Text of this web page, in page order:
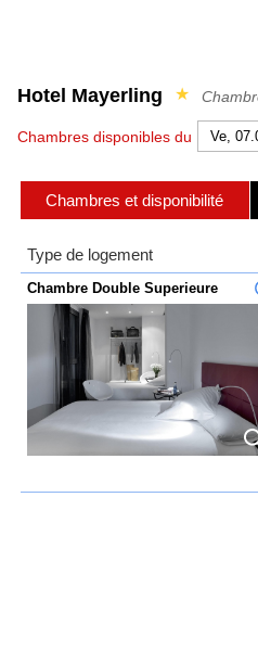
Chinese Yuan
Hotel Mayerling ★
Chambres disponibles du
Chambres et disponibilité
Type de logement
Chambre Double Superieure